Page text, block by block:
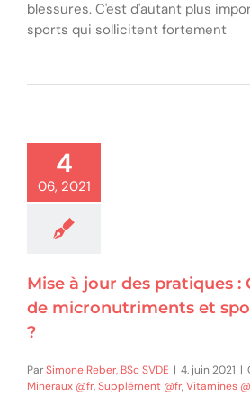
blessures. C'est d'autant plus
sports qui sollicitent fortement
4
06, 2021
Mise à jour des pratiques
de micronutriments et
?
ParSimone Reber, BSc SVDE | 4. juin 2021 |
Mineraux @fr,Supplément @fr,Vitamines